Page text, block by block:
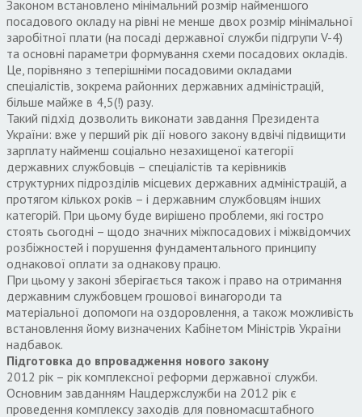
Законом встановлено мінімальний розмір найменшого
посадового окладу на рівні не менше двох розмір мінімальної
заробітної плати (на посаді державної служби підгрупи V-4)
та основні параметри формування схеми посадових окладів.
Це, порівняно з теперішніми посадовими окладами
спеціалістів, зокрема районних державних адміністрацій,
більше майже в 4,5(!) разу.
Такий підхід дозволить виконати завдання Президента
України: вже у перший рік дії нового закону вдвічі підвищити
зарплату найменш соціально незахищеної категорії
державних службовців – спеціалістів та керівників
структурних підрозділів місцевих державних адміністрацій, а
протягом кількох років – і державним службовцям інших
категорій. При цьому буде вирішено проблеми, які гостро
стоять сьогодні – щодо значних міжпосадових і міжвідомчих
розбіжностей і порушення фундаментального принципу
однакової оплати за однакову працю.
При цьому у законі зберігається також і право на отримання
державним службовцем грошової винагороди та
матеріальної допомоги на оздоровлення, а також можливість
встановлення йому визначених Кабінетом Міністрів України
надбавок.
Підготовка до впровадження нового закону
2012 рік – рік комплексної реформи державної служби.
Основним завданням Нацдержслужби на 2012 рік є
проведення комплексу заходів для повномасштабного